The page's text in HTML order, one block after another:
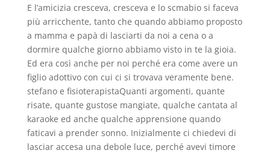
E l’amicizia cresceva, cresceva e lo scmabio si faceva
più arricchente, tanto che quando abbiamo proposto
a mamma e papà di lasciarti da noi a cena o a
dormire qualche giorno abbiamo visto in te la gioia.
Ed era così anche per noi perché era come avere un
figlio adottivo con cui ci si trovava veramente bene.
stefano e fisioterapistaQuanti argomenti, quante
risate, quante gustose mangiate, qualche cantata al
karaoke ed anche qualche apprensione quando
faticavi a prender sonno. Inizialmente ci chiedevi di
lasciar accesa una debole luce, perché avevi timore